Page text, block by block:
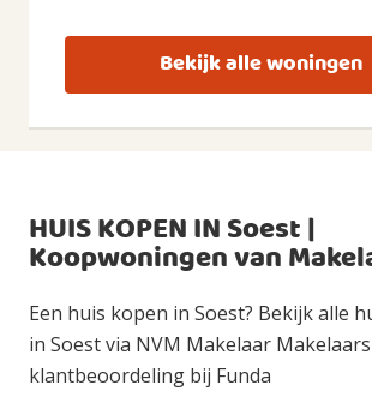
Bekijk alle woningen
HUIS KOPEN IN Soest |
Koopwoningen van
Een huis kopen in Soest? Bekijk alle
in Soest via NVM Makelaar
klantbeoordeling bij Funda